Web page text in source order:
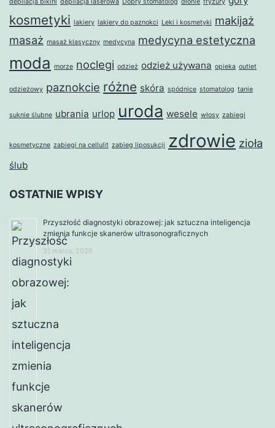
kosmetyki lakiery lakiery do paznokci Leki i kosmetyki makijaż
masaż masaż klasyczny medycyna medycyna estetyczna
moda morze noclegi odzież odzież używana opieka outlet
odzieżowy paznokcie różne skóra spódnice stomatolog tanie
suknie ślubne ubrania urlop uroda wesele włosy zabiegi
kosmetyczne zabiegi na cellulit zabieg liposukcji zdrowie zioła
ślub
OSTATNIE WPISY
Przyszłość diagnostyki obrazowej: jak sztuczna inteligencja
zmienia funkcje skanerów ultrasonograficznych
31 marca, 2026